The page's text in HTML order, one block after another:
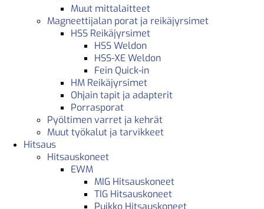
Muut mittalaitteet
Magneettijalan porat ja reikäjyrsimet
HSS Reikäjyrsimet
HSS Weldon
HSS-XE Weldon
Fein Quick-in
HM Reikäjyrsimet
Ohjain tapit ja adapterit
Porrasporat
Pyöltimen varret ja kehrät
Muut työkalut ja tarvikkeet
Hitsaus
Hitsauskoneet
EWM
MIG Hitsauskoneet
TIG Hitsauskoneet
Puikko Hitsauskoneet